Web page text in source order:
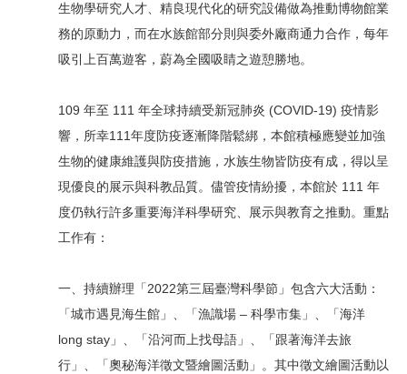
生物學研究人才、精良現代化的研究設備做為推動博物館業
務的原動力，而在水族館部分則與委外廠商通力合作，每年
吸引上百萬遊客，蔚為全國吸睛之遊憩勝地。
109 年至 111 年全球持續受新冠肺炎 (COVID-19) 疫情影
響，所幸111年度防疫逐漸降階鬆綁，本館積極應變並加強
生物的健康維護與防疫措施，水族生物皆防疫有成，得以呈
現優良的展示與科教品質。儘管疫情紛擾，本館於 111 年
度仍執行許多重要海洋科學研究、展示與教育之推動。重點
工作有：
一、持續辦理「2022第三屆臺灣科學節」包含六大活動：
「城市遇見海生館」、「漁識場 – 科學市集」、「海洋
long stay」、「沿河而上找母語」、「跟著海洋去旅
行」、「奧秘海洋徵文暨繪圖活動」。其中徵文繪圖活動以